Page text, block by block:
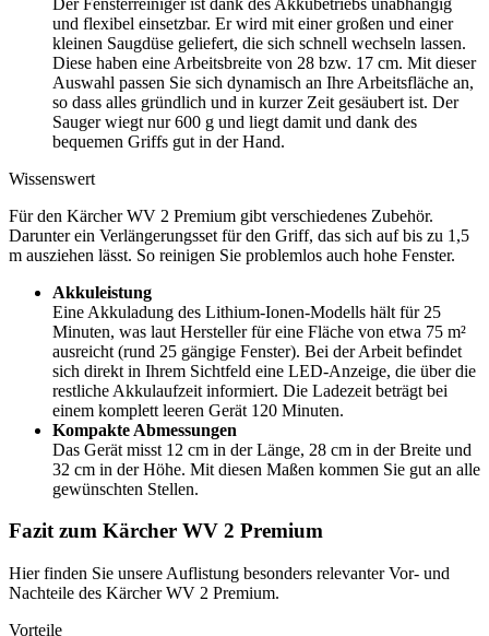
und flexibel einsetzbar. Er wird mit einer großen und einer
kleinen Saugdüse geliefert, die sich schnell wechseln lassen.
Diese haben eine Arbeitsbreite von 28 bzw. 17 cm. Mit dieser
Auswahl passen Sie sich dynamisch an Ihre Arbeitsfläche an,
so dass alles gründlich und in kurzer Zeit gesäubert ist. Der
Sauger wiegt nur 600 g und liegt damit und dank des
bequemen Griffs gut in der Hand.
Wissenswert
Für den Kärcher WV 2 Premium gibt verschiedenes Zubehör.
Darunter ein Verlängerungsset für den Griff, das sich auf bis zu 1,5
m ausziehen lässt. So reinigen Sie problemlos auch hohe Fenster.
Akkuleistung
Eine Akkuladung des Lithium-Ionen-Modells hält für 25
Minuten, was laut Hersteller für eine Fläche von etwa 75 m²
ausreicht (rund 25 gängige Fenster). Bei der Arbeit befindet
sich direkt in Ihrem Sichtfeld eine LED-Anzeige, die über die
restliche Akkulaufzeit informiert. Die Ladezeit beträgt bei
einem komplett leeren Gerät 120 Minuten.
Kompakte Abmessungen
Das Gerät misst 12 cm in der Länge, 28 cm in der Breite und
32 cm in der Höhe. Mit diesen Maßen kommen Sie gut an alle
gewünschten Stellen.
Fazit zum Kärcher WV 2 Premium
Hier finden Sie unsere Auflistung besonders relevanter Vor- und
Nachteile des Kärcher WV 2 Premium.
Vorteile